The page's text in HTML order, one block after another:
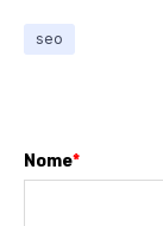
seo
Nome*